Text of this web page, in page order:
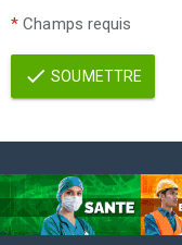
* Champs requis
SOUMETTRE